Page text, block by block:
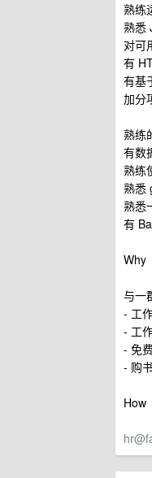
熟练
熟悉
对可
有
有基
加分
熟练
有数
熟练
熟悉
熟悉
有
Why
与一
- 工
- 工
- 免
- 购
How